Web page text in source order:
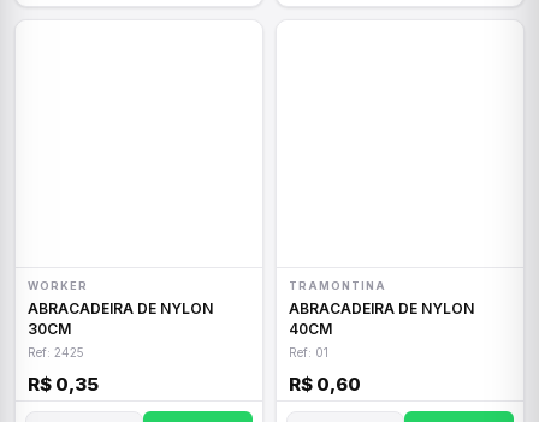
WORKER
ABRACADEIRA DE NYLON
30CM
Ref: 2425
R$ 0,35
TRAMONTINA
ABRACADEIRA DE NYLON
40CM
Ref: 01
R$ 0,60